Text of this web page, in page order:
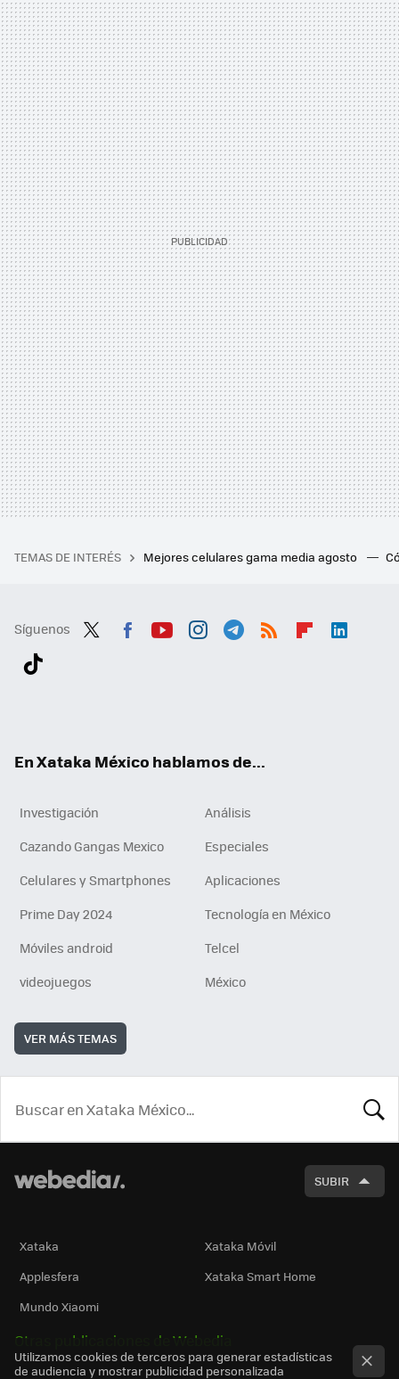
TEMAS DE INTERÉS Mejores celulares gama media agosto
Síguenos
En Xataka México hablamos de...
Investigación
Análisis
Cazando Gangas Mexico
Especiales
Celulares y Smartphones
Aplicaciones
Prime Day 2024
Tecnología en México
Móviles android
Telcel
videojuegos
México
VER MÁS TEMAS
SUBIR
Xataka
Xataka Móvil
Applesfera
Xataka Smart Home
Mundo Xiaomi
Otras publicaciones de Webedia
Utilizamos cookies de terceros para generar estadísticas
de audiencia y mostrar publicidad personalizada